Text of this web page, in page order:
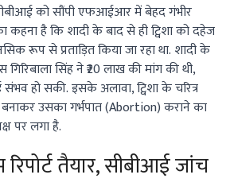
सीबीआई को सौंपी एफआईआर में बेहद गंभीर
कहना है कि शादी के बाद से ही ट्विशा को दहेज
रूप से प्रताड़ित किया जा रहा था. शादी के
सिंह ने ₹20 लाख की मांग की थी,
हो सकी. इसके अलावा, ट्विशा के चरित्र
उसका गर्भपात (Abortion) कराने का
पर लगा है.
रिपोर्ट तैयार, सीबीआई जांच